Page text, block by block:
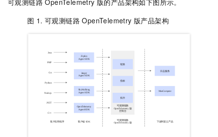
可观测链路 OpenTelemetry 版的产品架构如下图所示。
图 1. 可观测链路 OpenTelemetry 版产品架构